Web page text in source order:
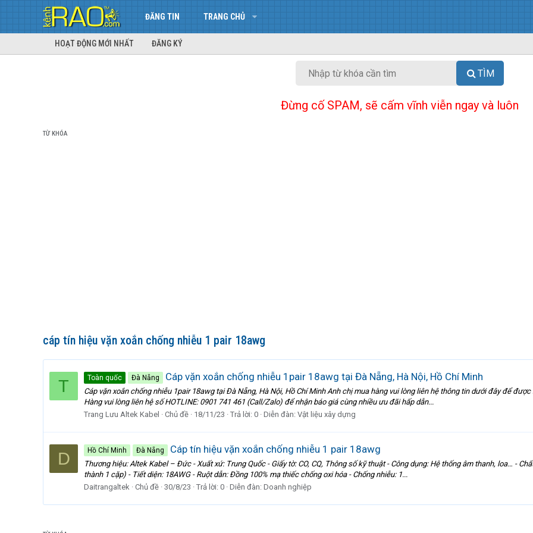
ĐĂNG TIN TRANG CHỦ
HOẠT ĐỘNG MỚI NHẤT ĐĂNG KÝ
TÌM
Đừng cố SPAM, sẽ cấm vĩnh viễn ngay và luôn
TỪ KHÓA
cáp tín hiệu vặn xoắn chống nhiễu 1 pair 18awg
T Toàn quốc Đà Nẵng Cáp vặn xoắn chống nhiễu 1pair 18awg tại Đà Nẵng, Hà Nội, Hồ Chí Minh
Cáp vặn xoắn chống nhiễu 1pair 18awg tại Đà Nẵng, Hà Nội, Hồ Chí Minh Anh chị mua hàng vui lòng liên hệ thông tin dưới đây để
Hàng vui lòng liên hệ số HOTLINE: 0901 741 461 (Call/Zalo) để nhận báo giá cùng nhiều ưu đãi hấp dẫn...
Trang Lưu Altek Kabel
Chủ đề 18/11/23 Trả lời: 0 Diễn đàn: Vật liệu xây dựng
D Hồ Chí Minh Đà Nẵng Cáp tín hiệu vặn xoắn chống nhiễu 1 pair 18awg
Thương hiệu: Altek Kabel – Đức - Xuất xứ: Trung Quốc - Giấy tờ: CO, CQ, Thông số kỹ thuật - Công dụng: Hệ thống âm thanh, loa… -
thành 1 cặp) - Tiết diện: 18AWG - Ruột dẫn: Đồng 100% mạ thiếc chống oxi hóa - Chống nhiễu: 1...
Daitrangaltek
Chủ đề 30/8/23 Trả lời: 0 Diễn đàn: Doanh nghiệp